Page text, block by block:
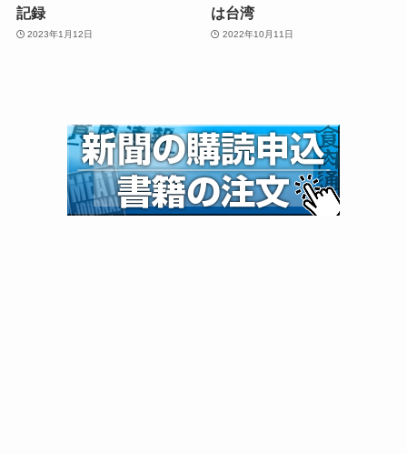
記録
2023年1月12日
は台湾
2022年10月11日